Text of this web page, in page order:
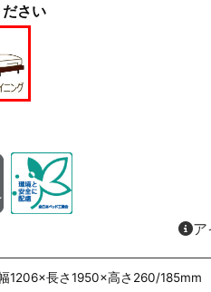
さい
1206×長さ1950×高さ260/185mm